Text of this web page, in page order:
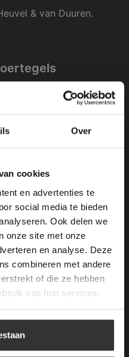
Over
cookies
en advertenties te
social media te bieden
Ook delen we
onze site met onze
en analyse. Deze
combineren met andere
of die ze hebben
van hun services.
& van Duuren.
maakt
deleted and is no
the website
cookies om de
verbeteren. Door
website geeft u
alle cookies in
cookiebeleid.Lees